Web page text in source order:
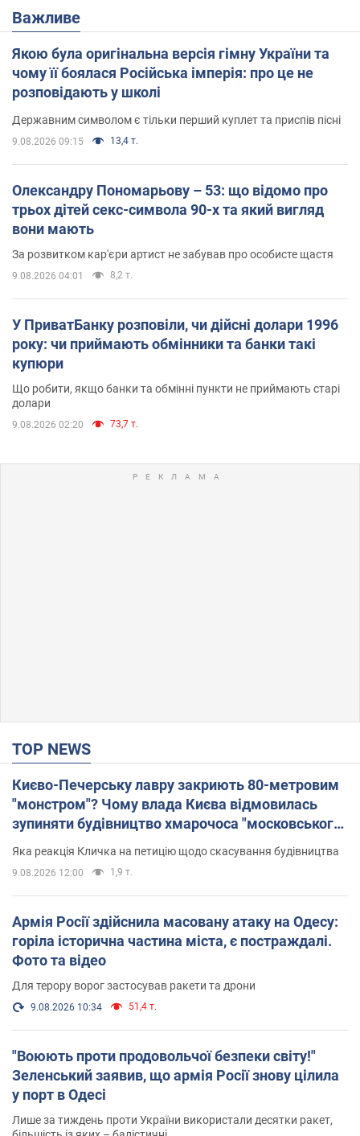
Важливе
Якою була оригінальна версія гімну України та
чому її боялася Російська імперія: про це не
розповідають у школі
Державним символом є тільки перший куплет та приспів пісні
9.08.2026 09:15 13,4 т.
Олександру Пономарьову – 53: що відомо про
трьох дітей секс-символа 90-х та який вигляд
вони мають
За розвитком кар'єри артист не забував про особисте щастя
9.08.2026 04:01 8,2 т.
У ПриватБанку розповіли, чи дійсні долари 1996
року: чи приймають обмінники та банки такі
купюри
Що робити, якщо банки та обмінні пункти не приймають старі
долари
9.08.2026 02:20 73,7 т.
TOP NEWS
Києво-Печерську лавру закриють 80-метровим
"монстром"? Чому влада Києва відмовилась
зупиняти будівництво хмарочоса "московського
вірянина"
Яка реакція Кличка на петицію щодо скасування будівництва
9.08.2026 12:00 1,9 т.
Армія Росії здійснила масовану атаку на Одесу:
горіла історична частина міста, є постраждалі.
Фото та відео
Для терору ворог застосував ракети та дрони
9.08.2026 10:34 51,4 т.
"Воюють проти продовольчої безпеки світу!"
Зеленський заявив, що армія Росії знову цілила
у порт в Одесі
Лише за тиждень проти України використали десятки ракет,